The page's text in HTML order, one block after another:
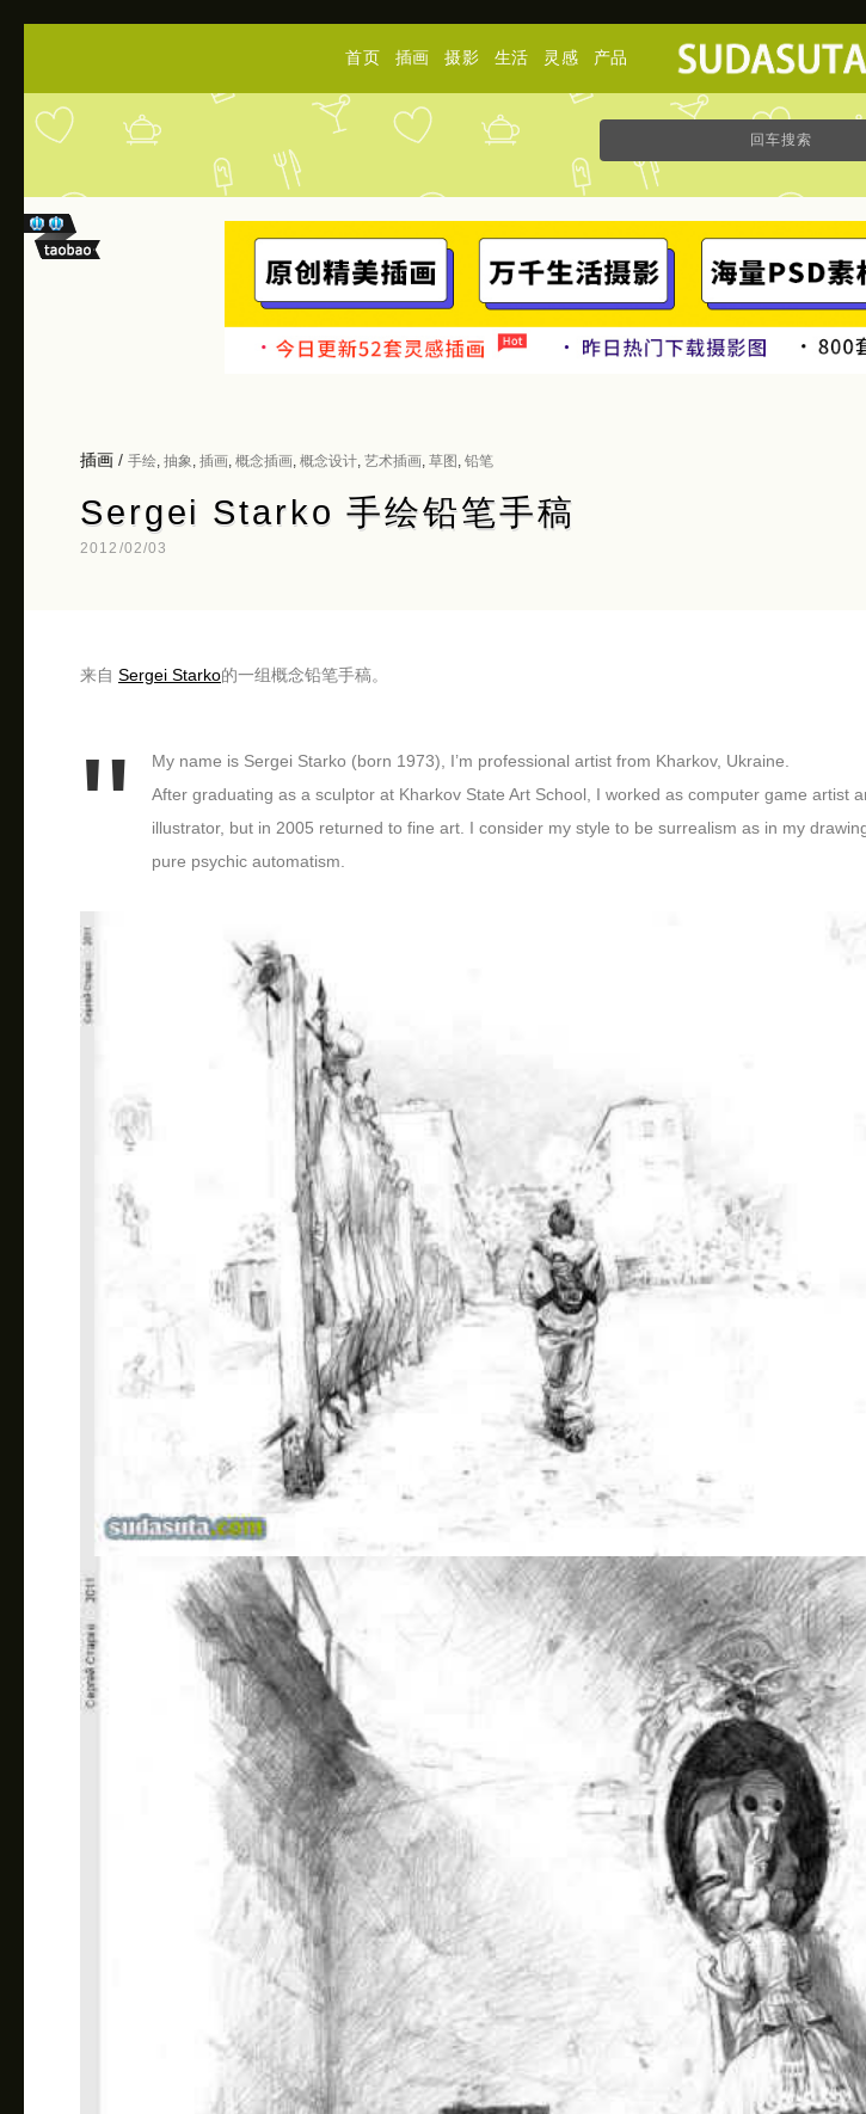
首页 插画 摄影 生活 灵感 产品
插画 / 手绘 抽象 插画 概念插画 概念设计 艺术插画 草图 铅笔
Sergei Starko 手绘铅笔手稿
2012/02/03
来自 Sergei Starko的一组概念铅笔手稿。
My name is Sergei Starko (born 1973), I’m professional artist from Kharkov, Ukraine.
After graduating as a sculptor at Kharkov State Art School, I worked as computer game artist
illustrator, but in 2005 returned to fine art. I consider my style to be surrealism as in my
pure psychic automatism.